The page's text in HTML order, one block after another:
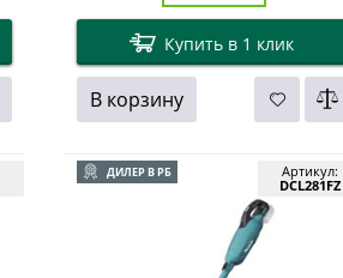
Купить в 1 клик
В корзину
ДИЛЕР В РБ
Артикул:
DCL281FZ